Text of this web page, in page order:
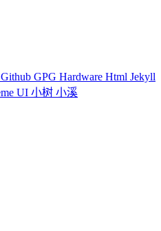
Github GPG Hardware Html Jekyll
UI 小树 小溪